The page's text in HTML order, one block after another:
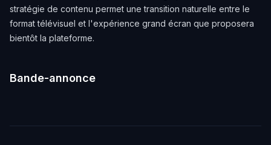
stratégie de contenu permet une transition naturelle entre le
format télévisuel et l'expérience grand écran que proposera
bientôt la plateforme.
Bande-annonce